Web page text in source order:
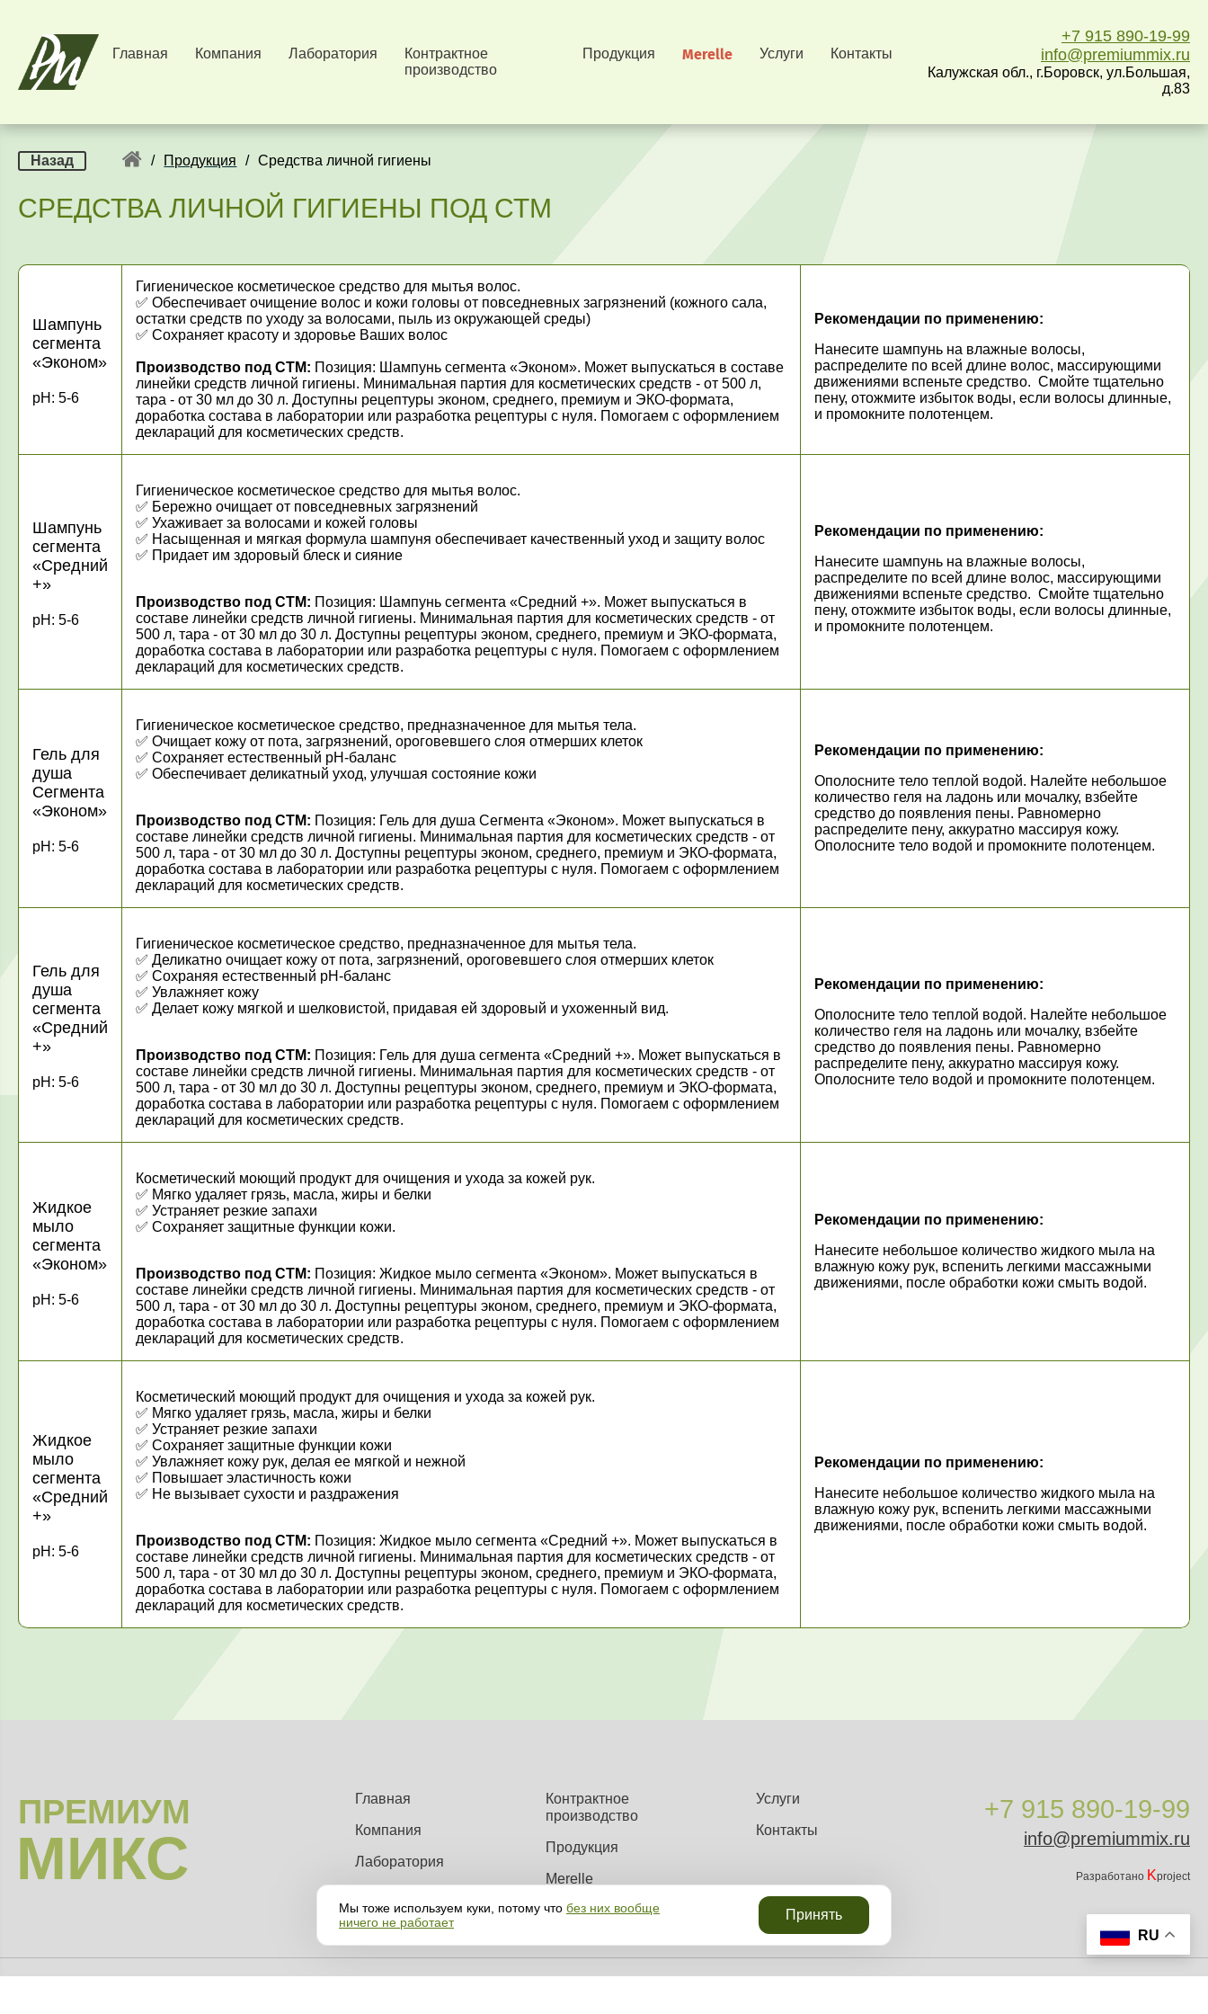
Главная Компания Лаборатория
Контрактное
производство
Продукция Merelle Услуги Контакты
+7 915 890-19-99
info@premiummix.ru
Калужская обл., г.Боровск, ул.Большая,
д.83
Назад / Продукция / Средства личной гигиены
СРЕДСТВА ЛИЧНОЙ ГИГИЕНЫ ПОД СТМ
Шампунь
сегмента
«Эконом»
pH: 5-6
Гигиеническое косметическое средство для мытья волос.
✅ Обеспечивает очищение волос и кожи головы от повседневных загрязнений (кожного сала,
остатки средств по уходу за волосами, пыль из окружающей среды)
✅ Сохраняет красоту и здоровье Ваших волос
Производство под СТМ: Позиция: Шампунь сегмента «Эконом». Может выпускаться в составе
линейки средств личной гигиены. Минимальная партия для косметических средств - от 500 л,
тара - от 30 мл до 30 л. Доступны рецептуры эконом, среднего, премиум и ЭКО-формата,
доработка состава в лаборатории или разработка рецептуры с нуля. Помогаем с оформлением
деклараций для косметических средств.
Рекомендации по применению:
Нанесите шампунь на влажные волосы,
распределите по всей длине волос, массирующими
движениями вспеньте средство. Смойте тщательно
пену, отожмите избыток воды, если волосы длинные,
и промокните полотенцем.
Шампунь
сегмента
«Средний
+»
pH: 5-6
Гигиеническое косметическое средство для мытья волос.
✅ Бережно очищает от повседневных загрязнений
✅ Ухаживает за волосами и кожей головы
✅ Насыщенная и мягкая формула шампуня обеспечивает качественный уход и защиту волос
✅ Придает им здоровый блеск и сияние
Производство под СТМ: Позиция: Шампунь сегмента «Средний +». Может выпускаться в
составе линейки средств личной гигиены. Минимальная партия для косметических средств - от
500 л, тара - от 30 мл до 30 л. Доступны рецептуры эконом, среднего, премиум и ЭКО-формата,
доработка состава в лаборатории или разработка рецептуры с нуля. Помогаем с оформлением
деклараций для косметических средств.
Рекомендации по применению:
Нанесите шампунь на влажные волосы,
распределите по всей длине волос, массирующими
движениями вспеньте средство. Смойте тщательно
пену, отожмите избыток воды, если волосы длинные,
и промокните полотенцем.
Гель для
душа
Сегмента
«Эконом»
pH: 5-6
Гигиеническое косметическое средство, предназначенное для мытья тела.
✅ Очищает кожу от пота, загрязнений, ороговевшего слоя отмерших клеток
✅ Сохраняет естественный рН-баланс
✅ Обеспечивает деликатный уход, улучшая состояние кожи
Производство под СТМ: Позиция: Гель для душа Сегмента «Эконом». Может выпускаться в
составе линейки средств личной гигиены. Минимальная партия для косметических средств - от
500 л, тара - от 30 мл до 30 л. Доступны рецептуры эконом, среднего, премиум и ЭКО-формата,
доработка состава в лаборатории или разработка рецептуры с нуля. Помогаем с оформлением
деклараций для косметических средств.
Рекомендации по применению:
Ополосните тело теплой водой. Налейте небольшое
количество геля на ладонь или мочалку, взбейте
средство до появления пены. Равномерно
распределите пену, аккуратно массируя кожу.
Ополосните тело водой и промокните полотенцем.
Гель для
душа
сегмента
«Средний
+»
pH: 5-6
Гигиеническое косметическое средство, предназначенное для мытья тела.
✅ Деликатно очищает кожу от пота, загрязнений, ороговевшего слоя отмерших клеток
✅ Сохраняя естественный рН-баланс
✅ Увлажняет кожу
✅ Делает кожу мягкой и шелковистой, придавая ей здоровый и ухоженный вид.
Производство под СТМ: Позиция: Гель для душа сегмента «Средний +». Может выпускаться в
составе линейки средств личной гигиены. Минимальная партия для косметических средств - от
500 л, тара - от 30 мл до 30 л. Доступны рецептуры эконом, среднего, премиум и ЭКО-формата,
доработка состава в лаборатории или разработка рецептуры с нуля. Помогаем с оформлением
деклараций для косметических средств.
Рекомендации по применению:
Ополосните тело теплой водой. Налейте небольшое
количество геля на ладонь или мочалку, взбейте
средство до появления пены. Равномерно
распределите пену, аккуратно массируя кожу.
Ополосните тело водой и промокните полотенцем.
Жидкое
мыло
сегмента
«Эконом»
pH: 5-6
Косметический моющий продукт для очищения и ухода за кожей рук.
✅ Мягко удаляет грязь, масла, жиры и белки
✅ Устраняет резкие запахи
✅ Сохраняет защитные функции кожи.
Производство под СТМ: Позиция: Жидкое мыло сегмента «Эконом». Может выпускаться в
составе линейки средств личной гигиены. Минимальная партия для косметических средств - от
500 л, тара - от 30 мл до 30 л. Доступны рецептуры эконом, среднего, премиум и ЭКО-формата,
доработка состава в лаборатории или разработка рецептуры с нуля. Помогаем с оформлением
деклараций для косметических средств.
Рекомендации по применению:
Нанесите небольшое количество жидкого мыла на
влажную кожу рук, вспенить легкими массажными
движениями, после обработки кожи смыть водой.
Жидкое
мыло
сегмента
«Средний
+»
pH: 5-6
Косметический моющий продукт для очищения и ухода за кожей рук.
✅ Мягко удаляет грязь, масла, жиры и белки
✅ Устраняет резкие запахи
✅ Сохраняет защитные функции кожи
✅ Увлажняет кожу рук, делая ее мягкой и нежной
✅ Повышает эластичность кожи
✅ Не вызывает сухости и раздражения
Производство под СТМ: Позиция: Жидкое мыло сегмента «Средний +». Может выпускаться в
составе линейки средств личной гигиены. Минимальная партия для косметических средств - от
500 л, тара - от 30 мл до 30 л. Доступны рецептуры эконом, среднего, премиум и ЭКО-формата,
доработка состава в лаборатории или разработка рецептуры с нуля. Помогаем с оформлением
деклараций для косметических средств.
Рекомендации по применению:
Нанесите небольшое количество жидкого мыла на
влажную кожу рук, вспенить легкими массажными
движениями, после обработки кожи смыть водой.
ПРЕМИУМ
МИКС
Главная
Компания
Лаборатория
Контрактное
производство
Продукция
Merelle
Услуги
Контакты
+7 915 890-19-99
info@premiummix.ru
Разработано Kproject
Мы тоже используем куки, потому что без них вообще
ничего не работает
Принять
RU